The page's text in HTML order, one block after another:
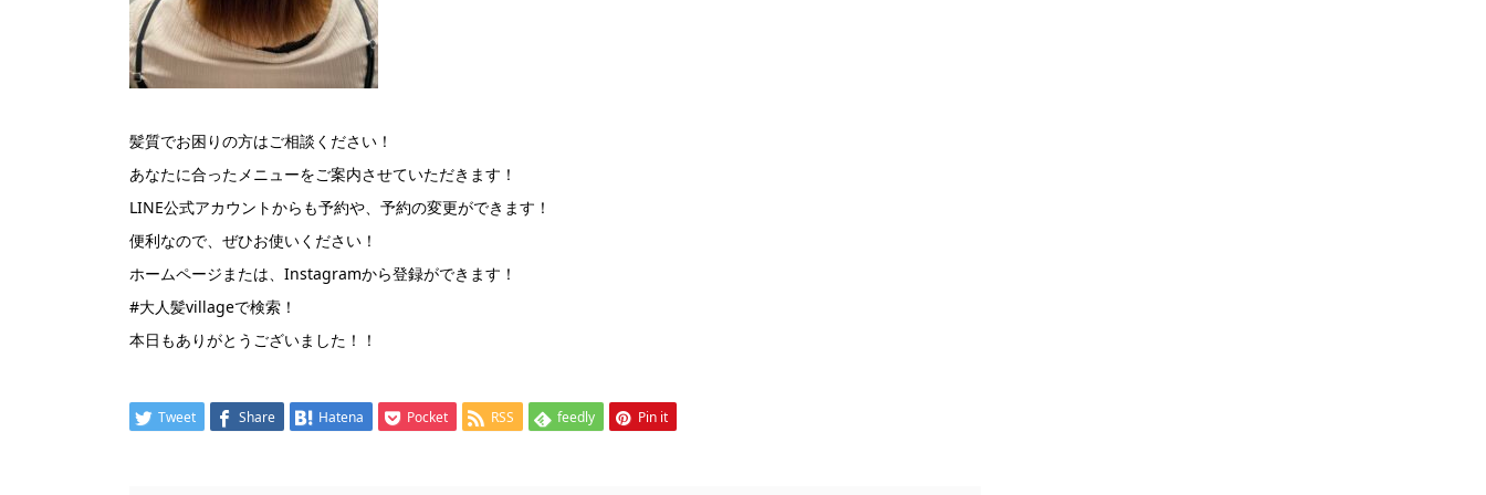
髪質でお困りの方はご相談ください！
あなたに合ったメニューをご案内させていただきます！
LINE公式アカウントからも予約や、予約の変更ができます！
便利なので、ぜひお使いください！
ホームページまたは、Instagramから登録ができます！
#大人髪villageで検索！
本日もありがとうございました！！
Tweet Share Hatena Pocket RSS feedly Pin it